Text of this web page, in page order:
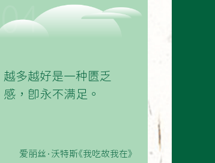
04
越多越好是一种匮乏
感，即永不满足。
爱丽丝·沃特斯《我吃故我在》